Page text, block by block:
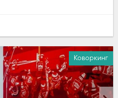
Аренда
Коворкинг